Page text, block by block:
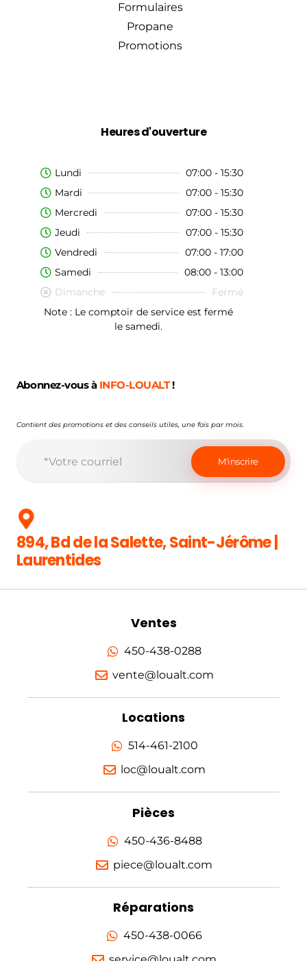
Formulaires
Propane
Promotions
Heures d'ouverture
Lundi
07:00 - 15:30
Mardi
07:00 - 15:30
Mercredi
07:00 - 15:30
Jeudi
07:00 - 15:30
Vendredi
07:00 - 17:00
Samedi
08:00 - 13:00
Dimanche
Fermé
Note : Le comptoir de service est fermé
le samedi.
Abonnez-vous à INFO-LOUALT!
Contient des promotions et des conseils utiles, une fois par mois.
894, Bd de la Salette, Saint-Jérôme |
Laurentides
Ventes
450-438-0288
vente@loualt.com
Locations
514-461-2100
loc@loualt.com
Pièces
450-436-8488
piece@loualt.com
Réparations
450-438-0066